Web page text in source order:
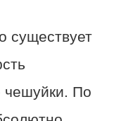
существует
чешуйки. По